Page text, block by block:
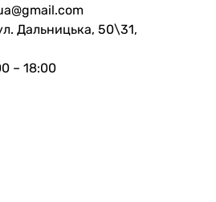
Дальницька, 50\31,
– 18:00